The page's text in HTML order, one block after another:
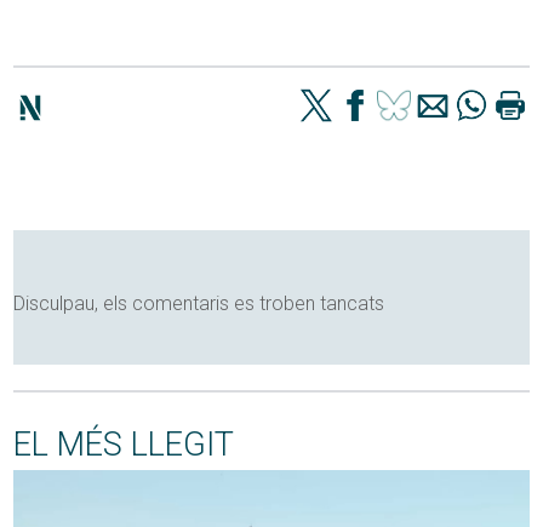
Disculpau, els comentaris es troben tancats
EL MÉS LLEGIT